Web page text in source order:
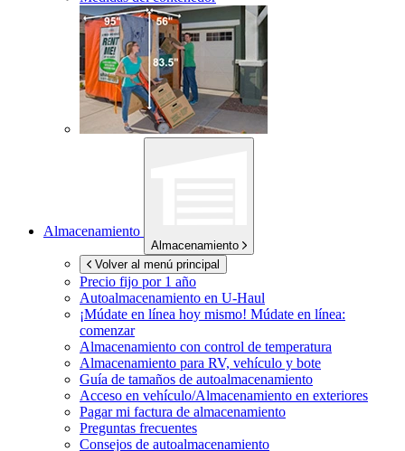
Almacenamiento
Almacenamiento
Volver al menú principal
Precio fijo por 1 año
Autoalmacenamiento en U-Haul
¡Múdate en línea hoy mismo! Múdate en línea:
comenzar
Almacenamiento con control de temperatura
Almacenamiento para RV, vehículo y bote
Guía de tamaños de autoalmacenamiento
Acceso en vehículo/Almacenamiento en exteriores
Pagar mi factura de almacenamiento
Preguntas frecuentes
Consejos de autoalmacenamiento